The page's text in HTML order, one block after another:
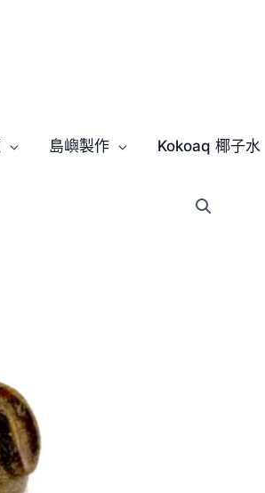
島嶼製作 Kokoaq 椰子水